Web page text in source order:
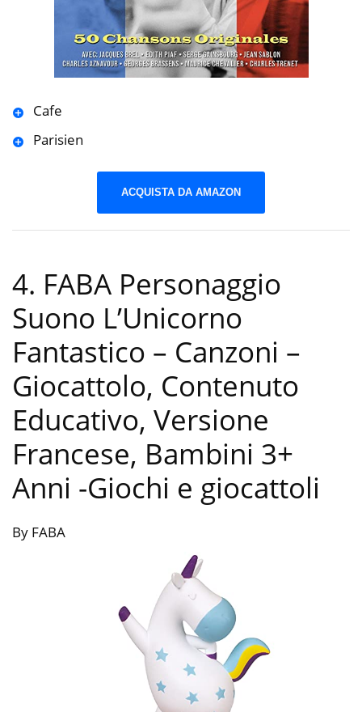
Cafe
Parisien
ACQUISTA DA AMAZON
4. FABA Personaggio
Suono L’Unicorno
Fantastico – Canzoni –
Giocattolo, Contenuto
Educativo, Versione
Francese, Bambini 3+
Anni -Giochi e giocattoli
By FABA